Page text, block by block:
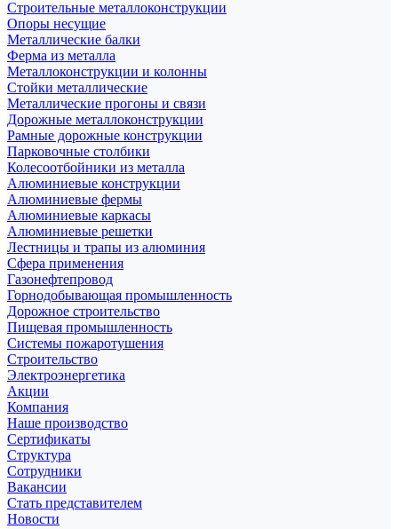
Строительные металлоконструкции
Опоры несущие
Металлические балки
Ферма из металла
Металлоконструкции и колонны
Стойки металлические
Металлические прогоны и связи
Дорожные металлоконструкции
Рамные дорожные конструкции
Парковочные столбики
Колесоотбойники из металла
Алюминиевые конструкции
Алюминиевые фермы
Алюминиевые каркасы
Алюминиевые решетки
Лестницы и трапы из алюминия
Сфера применения
Газонефтепровод
Горнодобывающая промышленность
Дорожное строительство
Пищевая промышленность
Системы пожаротушения
Строительство
Электроэнергетика
Акции
Компания
Наше производство
Сертификаты
Структура
Сотрудники
Вакансии
Стать представителем
Новости